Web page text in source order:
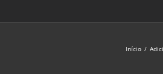
Início /